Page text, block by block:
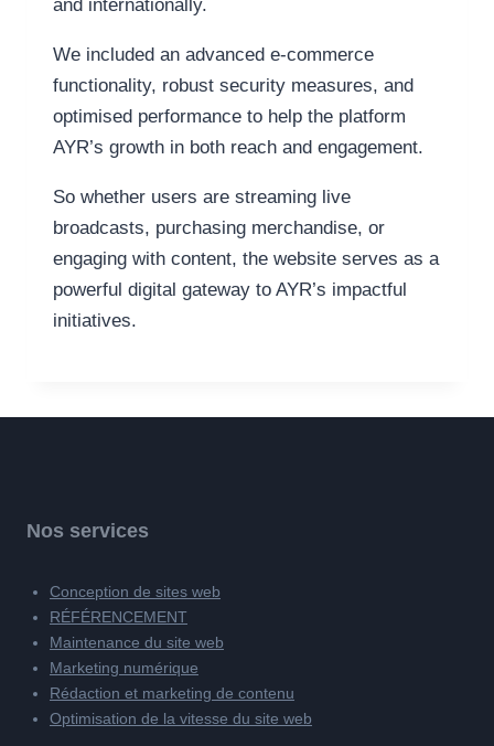
and internationally.
We included an advanced e-commerce
functionality, robust security measures, and
optimised performance to help the platform
AYR’s growth in both reach and engagement.
So whether users are streaming live
broadcasts, purchasing merchandise, or
engaging with content, the website serves as a
powerful digital gateway to AYR’s impactful
initiatives.
Nos services
Conception de sites web
RÉFÉRENCEMENT
Maintenance du site web
Marketing numérique
Rédaction et marketing de contenu
Optimisation de la vitesse du site web